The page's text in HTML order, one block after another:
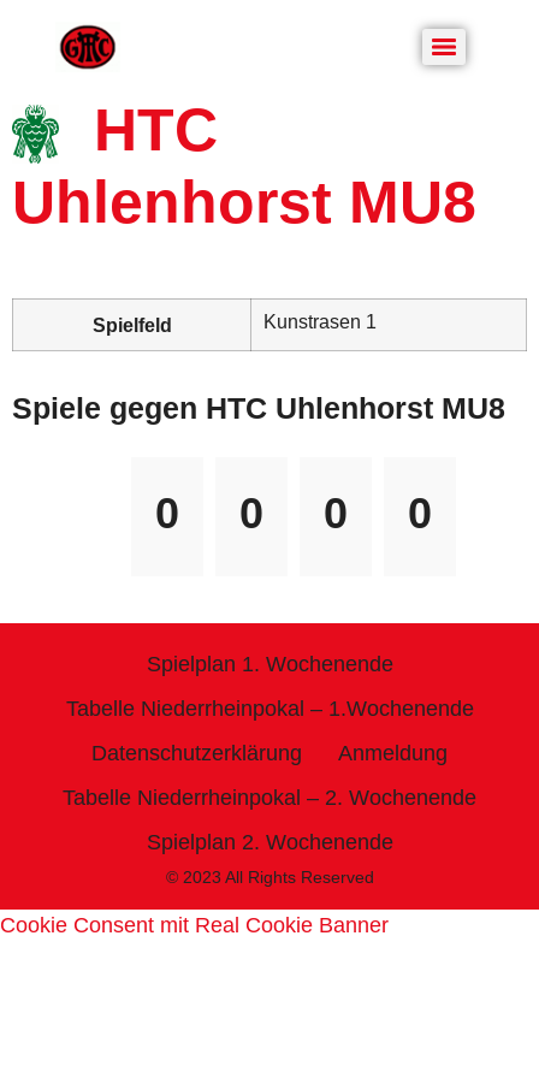
HTC
Uhlenhorst MU8
Spielfeld Kunstrasen 1
Spiele gegen HTC Uhlenhorst MU8
0 0 0 0
Spielplan 1. Wochenende
Tabelle Niederrheinpokal – 1.Wochenende
Datenschutzerklärung
Anmeldung
Tabelle Niederrheinpokal – 2. Wochenende
Spielplan 2. Wochenende
© 2023 All Rights Reserved
Cookie Consent mit Real Cookie Banner